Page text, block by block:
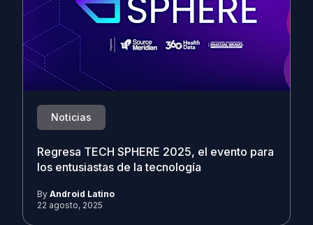
Noticias
Regresa TECH SPHERE 2025, el evento para
los entusiastas de la tecnología
By Android Latino
22 agosto, 2025